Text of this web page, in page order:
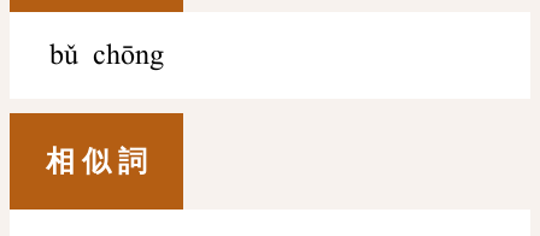
bǔ chōng
相 似 詞